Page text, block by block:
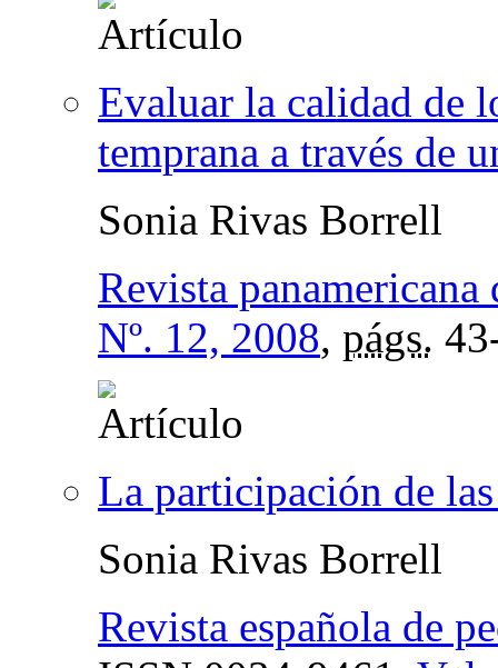
Evaluar la calidad de
temprana a través de
Sonia Rivas Borrell
Revista panamericana
Nº. 12, 2008, págs.
La participación de
Sonia Rivas Borrell
Revista española de